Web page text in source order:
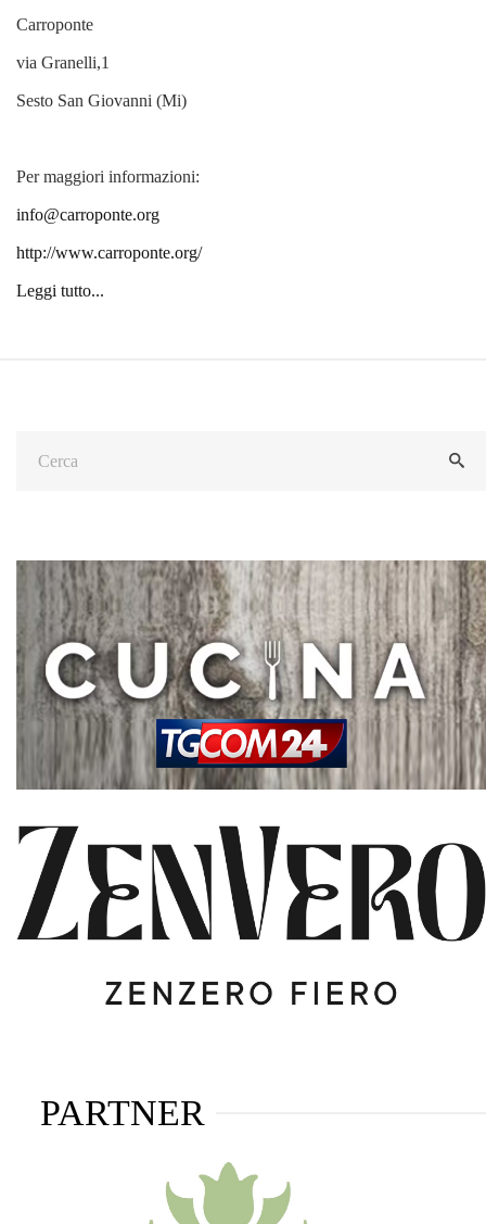
Carroponte
via Granelli,1
Sesto San Giovanni (Mi)
Per maggiori informazioni:
info@carroponte.org
http://www.carroponte.org/
Leggi tutto...
PARTNER